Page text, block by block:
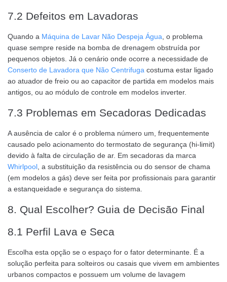
7.2 Defeitos em Lavadoras
Quando a Máquina de Lavar Não Despeja Água, o problema
quase sempre reside na bomba de drenagem obstruída por
pequenos objetos. Já o cenário onde ocorre a necessidade de
Conserto de Lavadora que Não Centrifuga costuma estar ligado
ao atuador de freio ou ao capacitor de partida em modelos mais
antigos, ou ao módulo de controle em modelos inverter.
7.3 Problemas em Secadoras Dedicadas
A ausência de calor é o problema número um, frequentemente
causado pelo acionamento do termostato de segurança (hi-limit)
devido à falta de circulação de ar. Em secadoras da marca
Whirlpool, a substituição da resistência ou do sensor de chama
(em modelos a gás) deve ser feita por profissionais para garantir
a estanqueidade e segurança do sistema.
8. Qual Escolher? Guia de Decisão Final
8.1 Perfil Lava e Seca
Escolha esta opção se o espaço for o fator determinante. É a
solução perfeita para solteiros ou casais que vivem em ambientes
urbanos compactos e possuem um volume de lavagem